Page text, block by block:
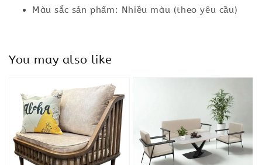
Màu sắc sản phẩm: Nhiều màu (theo yêu cầu)
You may also like